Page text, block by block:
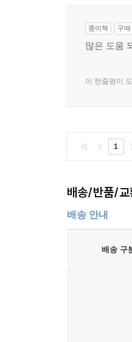
종이책 구매
많은 도움
이 한줄평이
1
배송/반품/교
배송 안내
배송 구